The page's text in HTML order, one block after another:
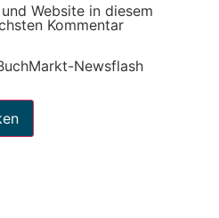
Website in diesem
Kommentar
Newsflash